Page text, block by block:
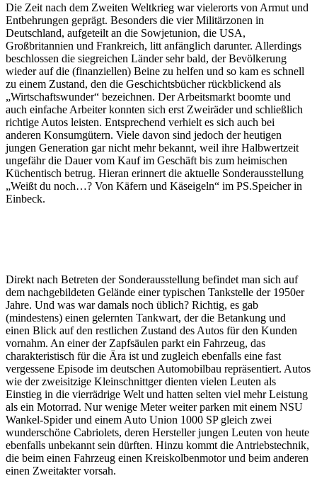
Die Zeit nach dem Zweiten Weltkrieg war vielerorts von Armut und
Entbehrungen geprägt. Besonders die vier Militärzonen in
Deutschland, aufgeteilt an die Sowjetunion, die USA,
Großbritannien und Frankreich, litt anfänglich darunter. Allerdings
beschlossen die siegreichen Länder sehr bald, der Bevölkerung
wieder auf die (finanziellen) Beine zu helfen und so kam es schnell
zu einem Zustand, den die Geschichtsbücher rückblickend als
„Wirtschaftswunder“ bezeichnen. Der Arbeitsmarkt boomte und
auch einfache Arbeiter konnten sich erst Zweiräder und schließlich
richtige Autos leisten. Entsprechend verhielt es sich auch bei
anderen Konsumgütern. Viele davon sind jedoch der heutigen
jungen Generation gar nicht mehr bekannt, weil ihre Halbwertzeit
ungefähr die Dauer vom Kauf im Geschäft bis zum heimischen
Küchentisch betrug. Hieran erinnert die aktuelle Sonderausstellung
„Weißt du noch…? Von Käfern und Käseigeln“ im PS.Speicher in
Einbeck.
Auto
Union
1000
SP
Direkt nach Betreten der Sonderausstellung befindet man sich auf
dem nachgebildeten Gelände einer typischen Tankstelle der 1950er
Jahre. Und was war damals noch üblich? Richtig, es gab
(mindestens) einen gelernten Tankwart, der die Betankung und
einen Blick auf den restlichen Zustand des Autos für den Kunden
vornahm. An einer der Zapfsäulen parkt ein Fahrzeug, das
charakteristisch für die Ära ist und zugleich ebenfalls eine fast
vergessene Episode im deutschen Automobilbau repräsentiert. Autos
wie der zweisitzige Kleinschnittger dienten vielen Leuten als
Einstieg in die vierrädrige Welt und hatten selten viel mehr Leistung
als ein Motorrad. Nur wenige Meter weiter parken mit einem NSU
Wankel-Spider und einem Auto Union 1000 SP gleich zwei
wunderschöne Cabriolets, deren Hersteller jungen Leuten von heute
ebenfalls unbekannt sein dürften. Hinzu kommt die Antriebstechnik,
die beim einen Fahrzeug einen Kreiskolbenmotor und beim anderen
einen Zweitakter vorsah.